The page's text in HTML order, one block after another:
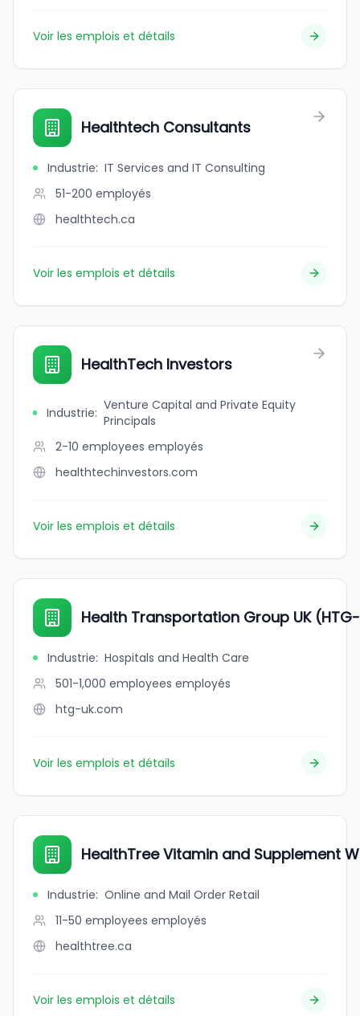
Voir les emplois et détails
Healthtech Consultants
Industrie: IT Services and IT Consulting
51-200 employés
healthtech.ca
Voir les emplois et détails
HealthTech Investors
Industrie: Venture Capital and Private Equity
Principals
2-10 employees employés
healthtechinvestors.com
Voir les emplois et détails
Health Transportation Group UK
Industrie: Hospitals and Health Care
501-1,000 employees employés
htg-uk.com
Voir les emplois et détails
HealthTree Vitamin and Supplement
Industrie: Online and Mail Order Retail
11-50 employees employés
healthtree.ca
Voir les emplois et détails